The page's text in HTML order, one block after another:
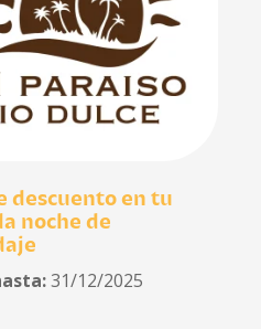
descuento en tu
noche de
31/12/2025